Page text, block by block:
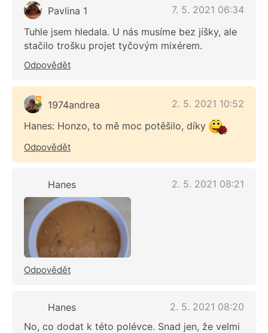
Pavlina 1
7. 5. 2021 06:34
Tuhle jsem hledala. U nás musíme bez jíšky, ale
stačilo trošku projet tyčovým mixérem.
Odpovědět
1974andrea
2. 5. 2021 10:52
Hanes: Honzo, to mě moc potěšilo, díky
Odpovědět
Hanes 2. 5. 2021 08:21
Odpovědět
Hanes
2. 5. 2021 08:20
No, co dodat k této polévce. Snad jen, že velmi